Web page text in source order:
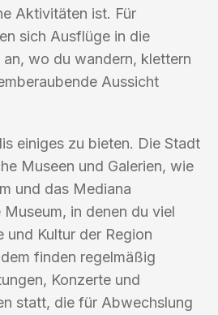
Aktivitäten ist. Für
sich Ausflüge in die
an, wo du wandern, klettern
Aussicht
einiges zu bieten. Die Stadt
Museen und Galerien, wie
und das Mediana
in denen du viel
und Kultur der Region
finden regelmäßig
Konzerte und
statt, die für Abwechslung